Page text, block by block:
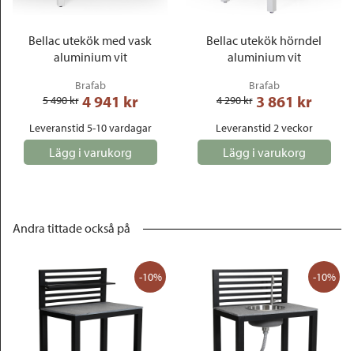
Bellac utekök med vask
aluminium vit
Brafab
5 490 kr 4 941 kr
Leveranstid 5-10 vardagar
Lägg i varukorg
Bellac utekök hörndel
aluminium vit
Brafab
4 290 kr 3 861 kr
Leveranstid 2 veckor
Lägg i varukorg
Andra tittade också på
-10% -10%